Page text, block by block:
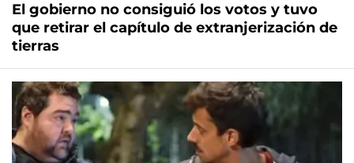
El gobierno no consiguió los votos y tuvo
que retirar el capítulo de extranjerización de
tierras